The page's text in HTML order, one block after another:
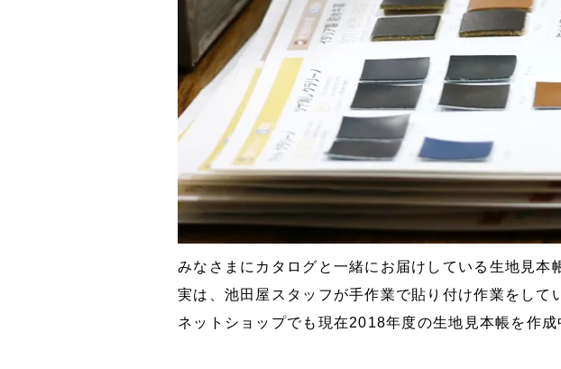
みなさまにカタログと一緒にお届けしている生地見本
実は、池田屋スタッフが手作業で貼り付け作業をして
ネットショップでも現在2018年度の生地見本帳を作